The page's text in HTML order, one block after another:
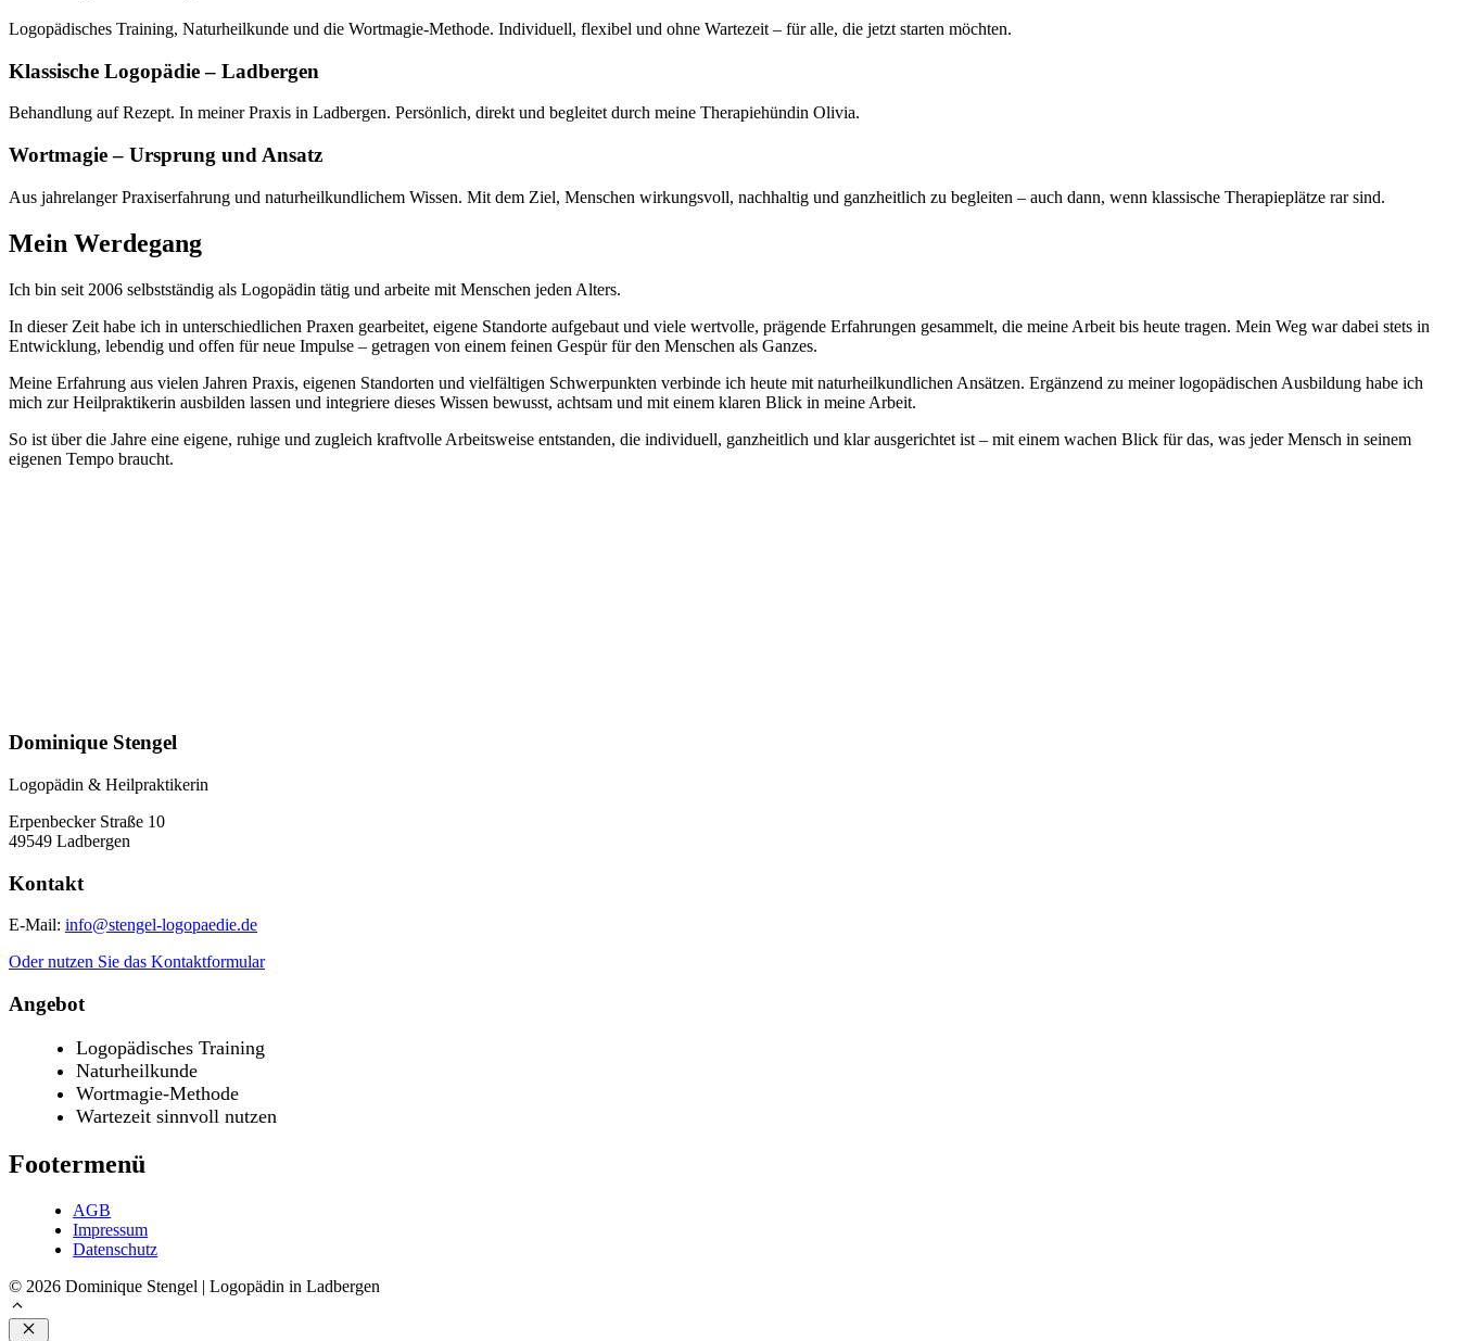
Logopädisches Training, Naturheilkunde und die Wortmagie-Methode. Individuell, flexibel und ohne Wartezeit – für alle, die jetzt starten möchten.
Klassische Logopädie – Ladbergen
Behandlung auf Rezept. In meiner Praxis in Ladbergen. Persönlich, direkt und begleitet durch meine Therapiehündin Olivia.
Wortmagie – Ursprung und Ansatz
Aus jahrelanger Praxiserfahrung und naturheilkundlichem Wissen. Mit dem Ziel, Menschen wirkungsvoll, nachhaltig und ganzheitlich zu begleiten – auch dann, wenn klassische Therapieplätze rar sind.
Mein Werdegang
Ich bin seit 2006 selbstständig als Logopädin tätig und arbeite mit Menschen jeden Alters.
In dieser Zeit habe ich in unterschiedlichen Praxen gearbeitet, eigene Standorte aufgebaut und viele wertvolle, prägende Erfahrungen gesammelt, die meine Arbeit bis heute tragen. Mein Weg war dabei stets in
Entwicklung, lebendig und offen für neue Impulse – getragen von einem feinen Gespür für den Menschen als Ganzes.
Meine Erfahrung aus vielen Jahren Praxis, eigenen Standorten und vielfältigen Schwerpunkten verbinde ich heute mit naturheilkundlichen Ansätzen. Ergänzend zu meiner logopädischen Ausbildung habe ich
mich zur Heilpraktikerin ausbilden lassen und integriere dieses Wissen bewusst, achtsam und mit einem klaren Blick in meine Arbeit.
So ist über die Jahre eine eigene, ruhige und zugleich kraftvolle Arbeitsweise entstanden, die individuell, ganzheitlich und klar ausgerichtet ist – mit einem wachen Blick für das, was jeder Mensch in seinem
eigenen Tempo braucht.
Dominique Stengel
Logopädin & Heilpraktikerin
Erpenbecker Straße 10
49549 Ladbergen
Kontakt
E-Mail: info@stengel-logopaedie.de
Oder nutzen Sie das Kontaktformular
Angebot
Logopädisches Training
Naturheilkunde
Wortmagie-Methode
Wartezeit sinnvoll nutzen
Footermenü
AGB
Impressum
Datenschutz
© 2026 Dominique Stengel | Logopädin in Ladbergen